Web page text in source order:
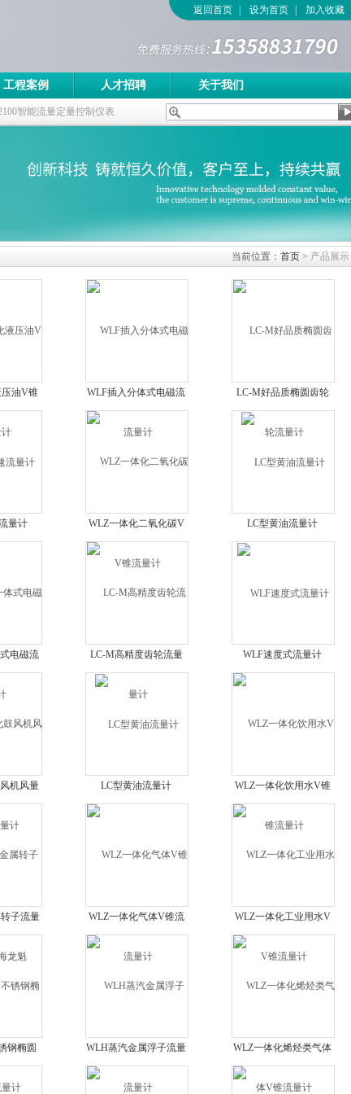
返回首页 设为首页 加入收藏
工程案例 人才招聘 关于我们
智能流量定量控制仪表
当前位置： 首页 > 产品展示
油V锥
WLF插入分体式电磁流
量计
LC-M好品质椭圆齿轮
流量计
量计
WLZ一体化二氧化碳V
锥流量计
LC型黄油流量计
电磁流
LC-M高精度齿轮流量
计
WLF速度式流量计
机风量
计
LC型黄油流量计
WLZ一体化饮用水V锥
流量计
子流量
魁
WLZ一体化气体V锥流
量计
WLZ一体化工业用水V
锥流量计
钢椭圆
计
WLH蒸汽金属浮子流量
计
WLZ一体化烯烃类气体
V锥流量计